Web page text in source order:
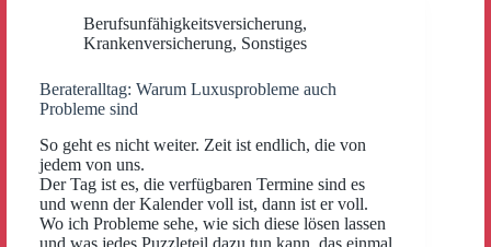
Berufsunfähigkeitsversicherung,
Krankenversicherung, Sonstiges
Berateralltag: Warum Luxusprobleme auch
Probleme sind
So geht es nicht weiter. Zeit ist endlich, die von
jedem von uns.
Der Tag ist es, die verfügbaren Termine sind es
und wenn der Kalender voll ist, dann ist er voll.
Wo ich Probleme sehe, wie sich diese lösen lassen
und was jedes Puzzleteil dazu tun kann, das einmal